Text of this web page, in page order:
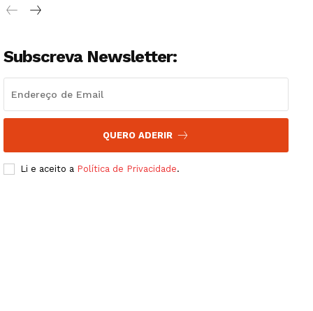
Subscreva Newsletter:
QUERO ADERIR
Li e aceito a Política de Privacidade.